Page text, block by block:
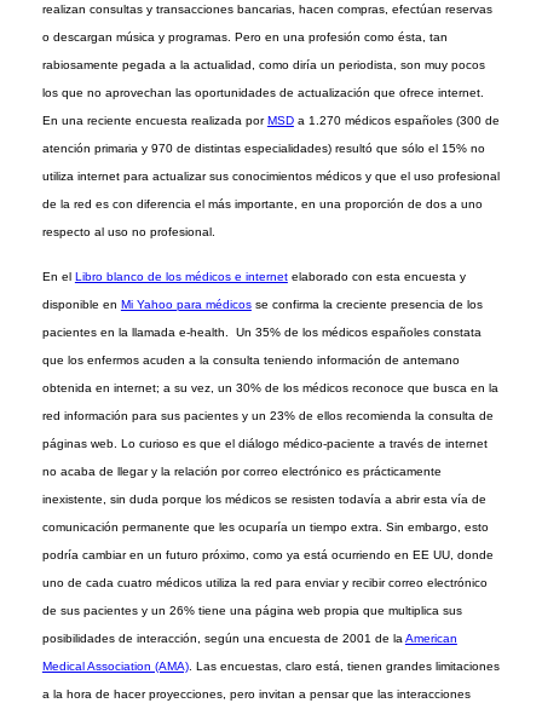
realizan consultas y transacciones bancarias, hacen compras, efectúan reservas
o descargan música y programas. Pero en una profesión como ésta, tan
rabiosamente pegada a la actualidad, como diría un periodista, son muy pocos
los que no aprovechan las oportunidades de actualización que ofrece internet.
En una reciente encuesta realizada porMSDa 1.270 médicos españoles (300 de
atención primaria y 970 de distintas especialidades) resultó que sólo el 15% no
utiliza internet para actualizar sus conocimientos médicos y que el uso profesional
de la red es con diferencia el más importante, en una proporción de dos a uno
respecto al uso no profesional.
En el Libro blanco de los médicos e internetelaborado con esta encuesta y
disponible en Mi Yahoo para médicosse confirma la creciente presencia de los
pacientes en la llamada e-health. Un 35% de los médicos españoles constata
que los enfermos acuden a la consulta teniendo información de antemano
obtenida en internet; a su vez, un 30% de los médicos reconoce que busca en la
red información para sus pacientes y un 23% de ellos recomienda la consulta de
páginas web. Lo curioso es que el diálogo médico-paciente a través de internet
no acaba de llegar y la relación por correo electrónico es prácticamente
inexistente, sin duda porque los médicos se resisten todavía a abrir esta vía de
comunicación permanente que les ocuparía un tiempo extra. Sin embargo, esto
podría cambiar en un futuro próximo, como ya está ocurriendo en EE UU, donde
uno de cada cuatro médicos utiliza la red para enviar y recibir correo electrónico
de sus pacientes y un 26% tiene una página web propia que multiplica sus
posibilidades de interacción, según una encuesta de 2001 de la American
Medical Association (AMA). Las encuestas, claro está, tienen grandes limitaciones
a la hora de hacer proyecciones, pero invitan a pensar que las interacciones